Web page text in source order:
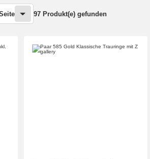
97 Produkt(e) gefunden